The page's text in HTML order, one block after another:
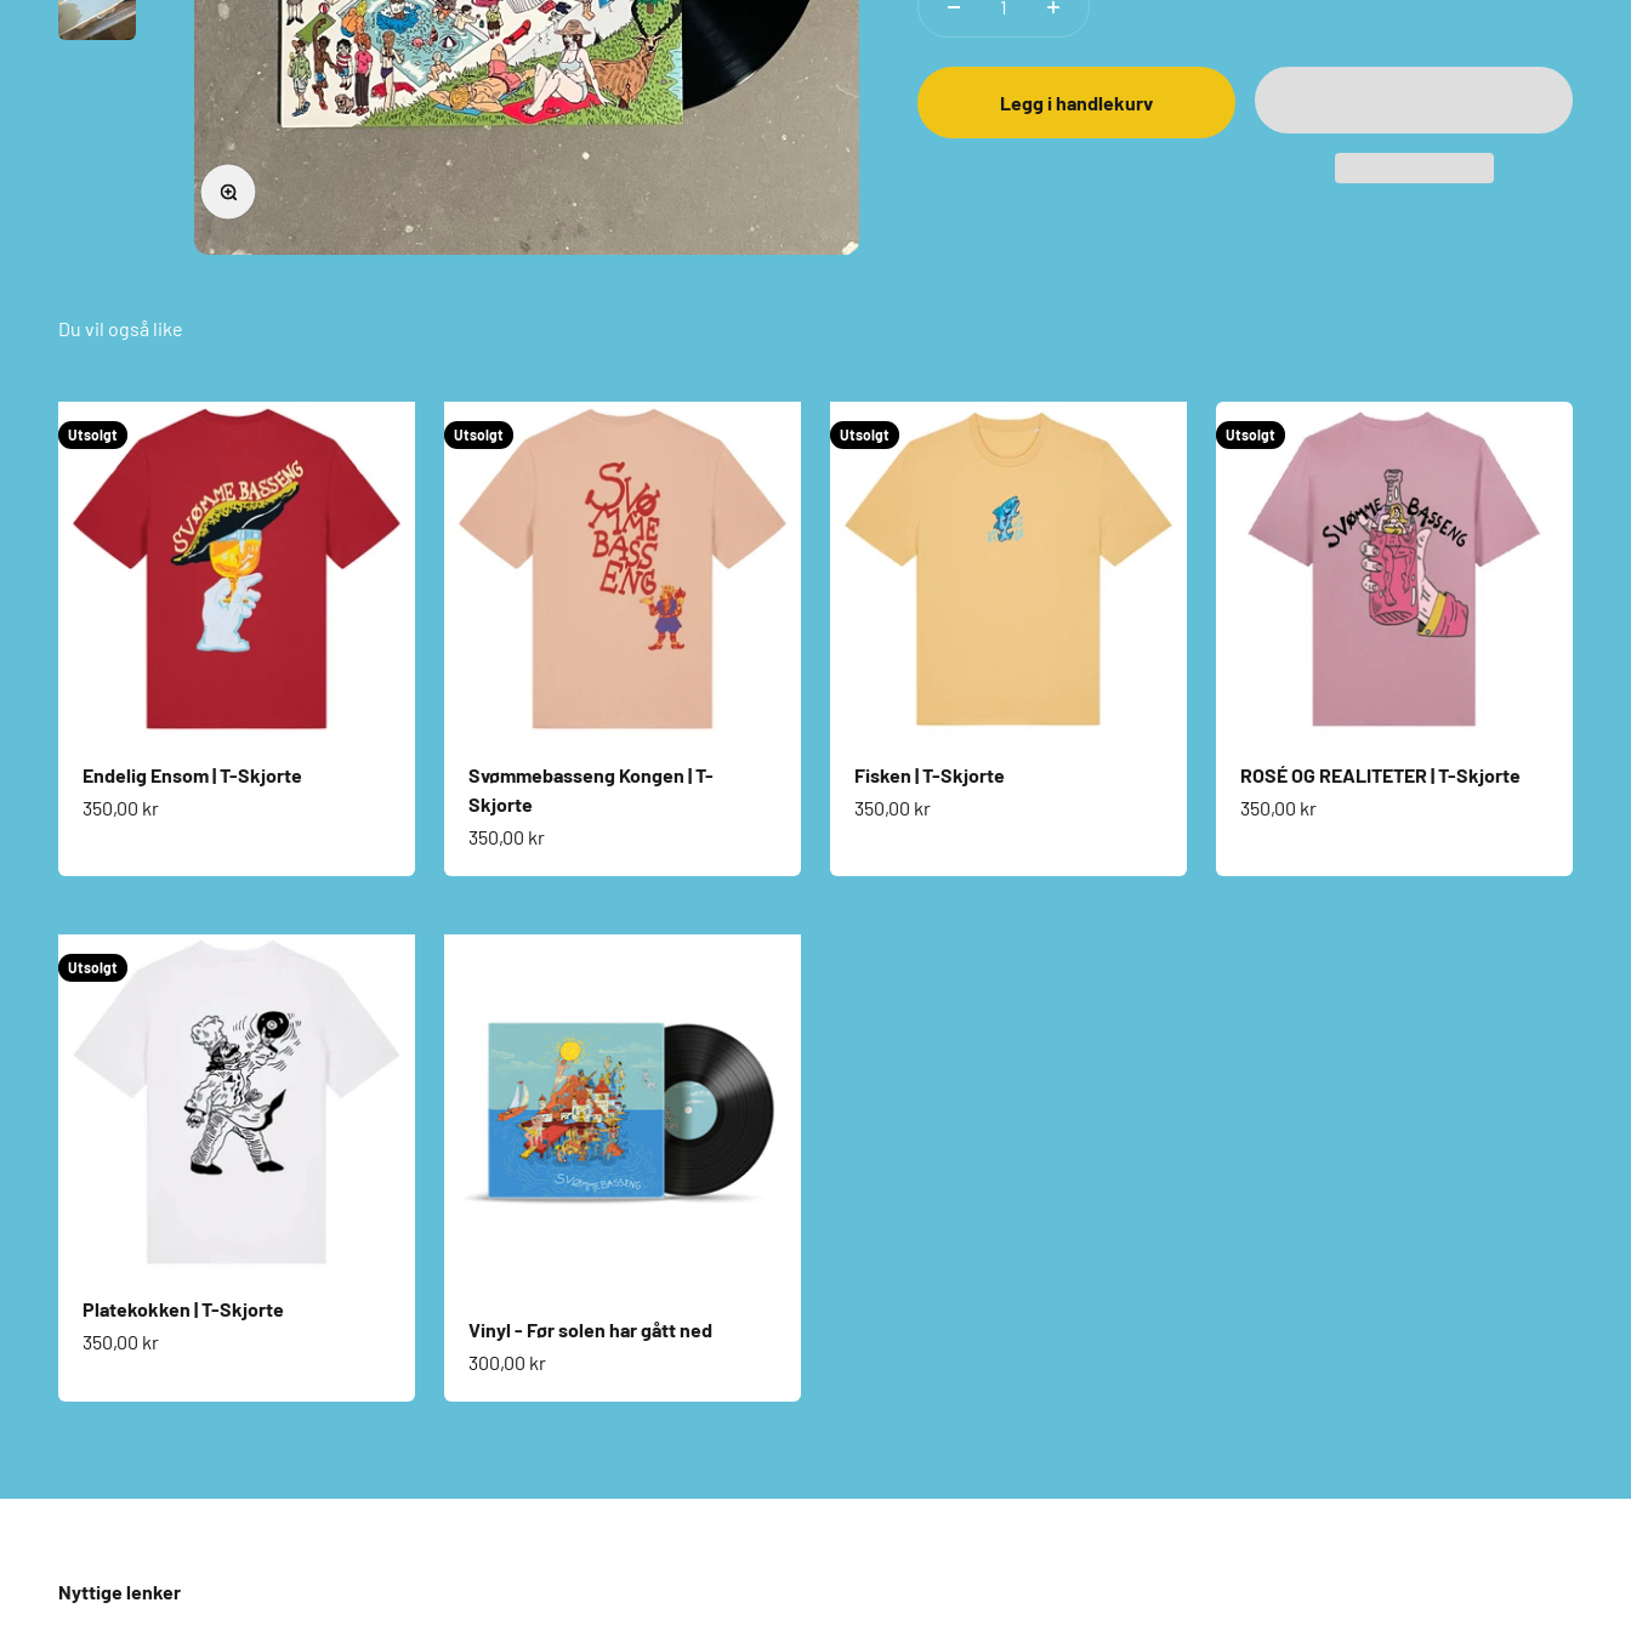
Forstørr
Legg i handlekurv
Utsolgt
Endelig Ensom | T-Skjorte
Salgspris
350,00 kr
Utsolgt
Svømmebasseng Kongen | T-
Skjorte
Salgspris
350,00 kr
Utsolgt
Fisken | T-Skjorte
Salgspris
350,00 kr
Utsolgt
ROSÉ OG REALITETER | T-Skjorte
Salgspris
350,00 kr
Utsolgt
Platekokken | T-Skjorte
Salgspris
350,00 kr
Vinyl - Før solen har gått ned
Salgspris
300,00 kr
Nyttige lenker